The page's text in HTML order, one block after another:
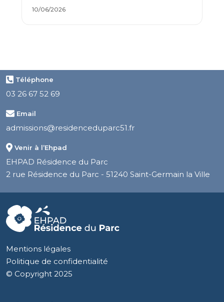
10/06/2026
Téléphone
03 26 67 52 69
Email
admissions@residenceduparc51.fr
Venir à l’Ehpad
EHPAD Résidence du Parc
2 rue Résidence du Parc - 51240 Saint-Germain la Ville
Mentions légales
Politique de confidentialité
© Copyright 2025